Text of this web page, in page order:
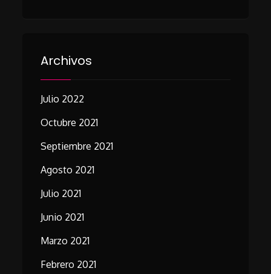
Archivos
Julio 2022
Octubre 2021
Septiembre 2021
Agosto 2021
Julio 2021
Junio 2021
Marzo 2021
Febrero 2021